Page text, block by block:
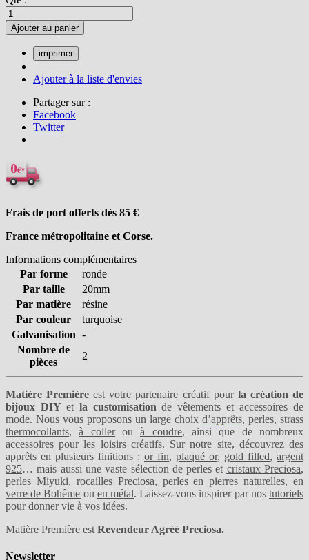
Ajouter au panier
|
Ajouter à la liste d'envies
Partager sur :
Facebook
Twitter
Frais de port offerts dès 85 €
France métropolitaine et Corse.
Informations complémentaires
Par forme
ronde
Par taille
20mm
Par matière
résine
Par couleur
turquoise
Galvanisation -
Nombre de
pièces
2
Matière Première est votre partenaire créatif pourla création de
bijoux DIY etla customisation de vêtements et accessoires de
mode. Nous vous proposons un large choix d’apprêts, perles, strass
thermocollants,à collerouà coudre, ainsi que de nombreux
accessoires pour les loisirs créatifs. Sur notre site, découvrez des
apprêts en plusieurs finitions : or fin, plaqué or, gold filled, argent
925… mais aussi une vaste sélection de perles et cristaux Preciosa,
perles Miyuki, rocailles Preciosa, perles en pierres naturelles, en
verre de Bohême ou en métal. Laissez-vous inspirer par nostutoriels
pour donner vie à vos idées.
Matière Première est Revendeur Agréé Preciosa.
Newsletter